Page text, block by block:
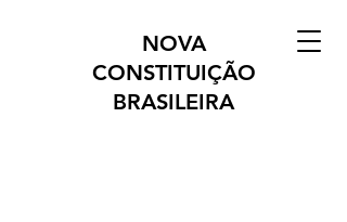
NOVA
CONSTITUIÇÃO
BRASILEIRA